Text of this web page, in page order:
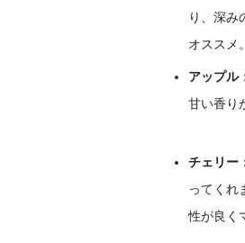
り、深み
オススメ。
アップル：
甘い香り
チェリー ：
ってくれ
性が良く